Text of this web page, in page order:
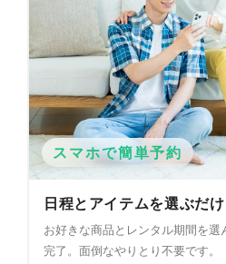
スマホで簡単予約
日程とアイテムを選ぶだけ
お好きな商品とレンタル期間を選
完了。面倒なやりとり不要です。